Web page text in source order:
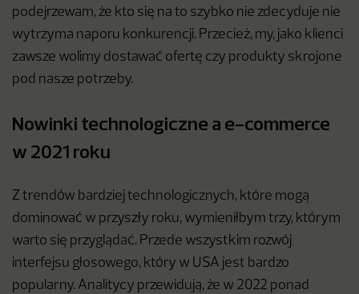
podejrzewam, że kto się na to szybko nie zdecyduje nie
wytrzyma naporu konkurencji. Przecież, my, jako klienci
zawsze wolimy dostawać ofertę czy produkty skrojone
pod nasze potrzeby.
Nowinki technologiczne a e-commerce
w 2021 roku
Z trendów bardziej technologicznych, które mogą
dominować w przyszły roku, wymieniłbym trzy, którym
warto się przyglądać. Przede wszystkim rozwój
interfejsu głosowego, który w USA jest bardzo
popularny. Analitycy przewidują, że w 2022 ponad